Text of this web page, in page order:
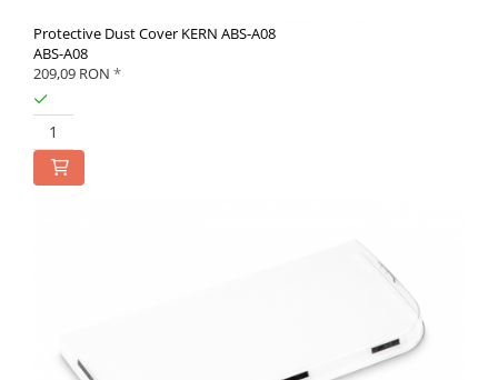
Protective Dust Cover KERN ABS-A08
ABS-A08
209,09 RON *